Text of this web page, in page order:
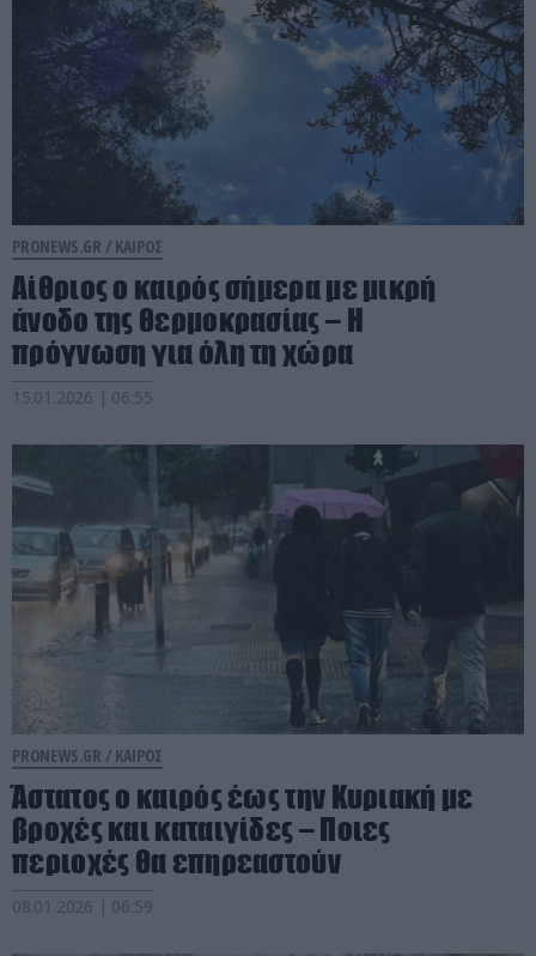
PRONEWS.GR / ΚΑΙΡΟΣ
Αίθριος ο καιρός σήμερα με μικρή
άνοδο της θερμοκρασίας – Η
πρόγνωση για όλη τη χώρα
15.01.2026 | 06:55
PRONEWS.GR / ΚΑΙΡΟΣ
Άστατος ο καιρός έως την Κυριακή με
βροχές και καταιγίδες – Ποιες
περιοχές θα επηρεαστούν
08.01.2026 | 06:59